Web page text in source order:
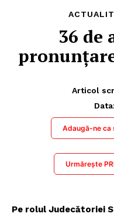
36 de
Articol
Data:
Adaugă-ne ca
Urmărește
Pe rolul Judecătoriei